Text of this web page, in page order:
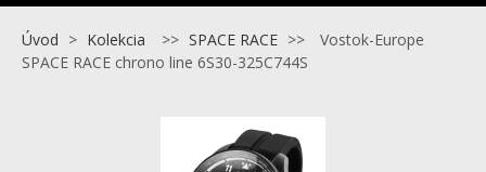
Úvod > Kolekcia >> SPACE RACE >>
Vostok-Europe
SPACE RACE chrono line 6S30-325C744S